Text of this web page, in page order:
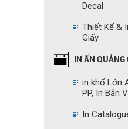
Decal
Thiết Kế &
Giấy
IN ẤN QUẢNG
in khổ Lớn
PP, In Bản
In